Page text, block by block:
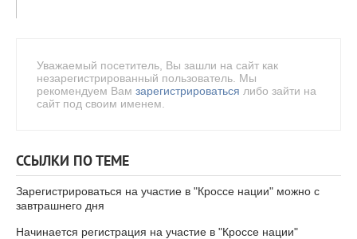
Уважаемый посетитель, Вы зашли на сайт как
незарегистрированный пользователь. Мы
рекомендуем Вам зарегистрироваться либо зайти на
сайт под своим именем.
ССЫЛКИ ПО ТЕМЕ
Зарегистрироваться на участие в "Кроссе нации" можно с
завтрашнего дня
Начинается регистрация на участие в "Кроссе нации"